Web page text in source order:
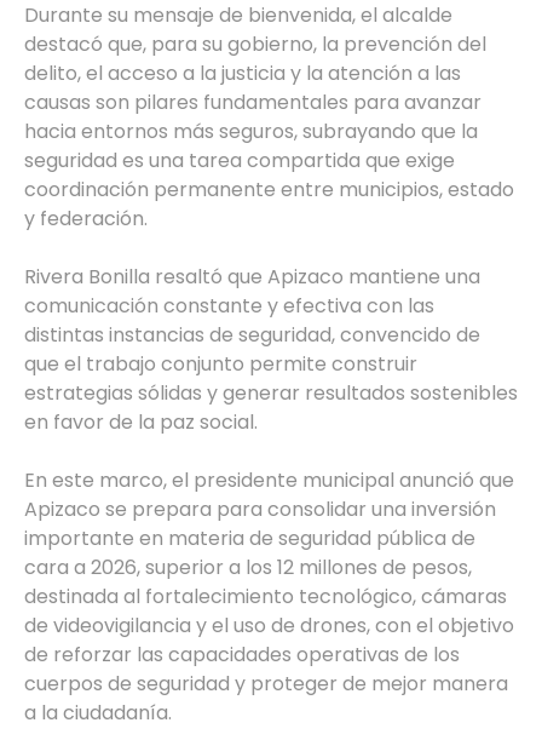
Durante su mensaje de bienvenida, el alcalde
destacó que, para su gobierno, la prevención del
delito, el acceso a la justicia y la atención a las
causas son pilares fundamentales para avanzar
hacia entornos más seguros, subrayando que la
seguridad es una tarea compartida que exige
coordinación permanente entre municipios, estado
y federación.
Rivera Bonilla resaltó que Apizaco mantiene una
comunicación constante y efectiva con las
distintas instancias de seguridad, convencido de
que el trabajo conjunto permite construir
estrategias sólidas y generar resultados sostenibles
en favor de la paz social.
En este marco, el presidente municipal anunció que
Apizaco se prepara para consolidar una inversión
importante en materia de seguridad pública de
cara a 2026, superior a los 12 millones de pesos,
destinada al fortalecimiento tecnológico, cámaras
de videovigilancia y el uso de drones, con el objetivo
de reforzar las capacidades operativas de los
cuerpos de seguridad y proteger de mejor manera
a la ciudadanía.